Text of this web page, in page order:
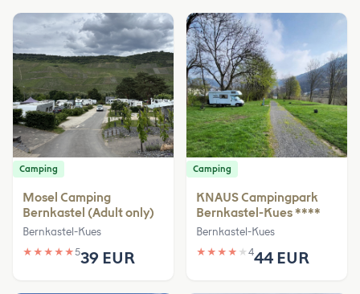
Camping
Mosel Camping
Bernkastel (Adult only)
Bernkastel-Kues
★ ★ ★ ★ ★539 EUR
Camping
KNAUS Campingpark
Bernkastel-Kues ****
Bernkastel-Kues
★ ★ ★ ★ ★ 444 EUR